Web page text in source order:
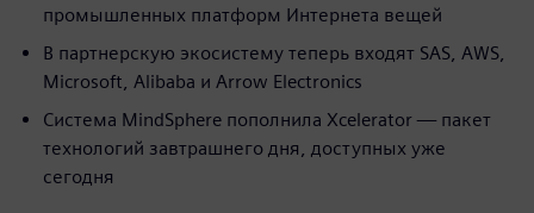
промышленных платформ Интернета вещей
В партнерскую экосистему теперь входят SAS, AWS,
Microsoft, Alibaba и Arrow Electronics
Система MindSphere пополнила Xcelerator — пакет
технологий завтрашнего дня, доступных уже
сегодня